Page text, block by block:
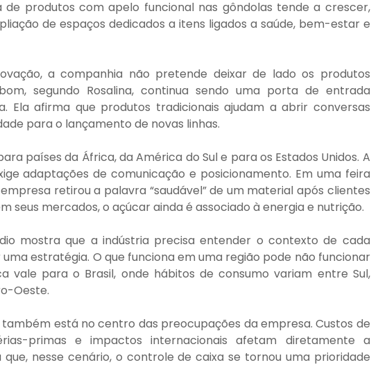
de produtos com apelo funcional nas gôndolas tende a crescer,
de espaços dedicados a itens ligados a saúde, bem-estar e
a companhia não pretende deixar de lado os produtos
segundo Rosalina, continua sendo uma porta de entrada
Ela afirma que produtos tradicionais ajudam a abrir conversas
para o lançamento de novas linhas.
países da África, da América do Sul e para os Estados Unidos. A
adaptações de comunicação e posicionamento. Em uma feira
retirou a palavra “saudável” de um material após clientes
seus mercados, o açúcar ainda é associado à energia e nutrição.
mostra que a indústria precisa entender o contexto de cada
estratégia. O que funciona em uma região pode não funcionar
vale para o Brasil, onde hábitos de consumo variam entre Sul,
Oeste.
está no centro das preocupações da empresa. Custos de
primas e impactos internacionais afetam diretamente a
que, nesse cenário, o controle de caixa se tornou uma prioridade